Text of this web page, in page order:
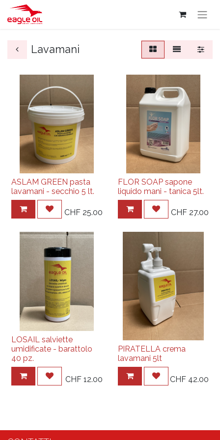
Lavamani
ASLAM GREEN pasta
lavamani - secchio 5 lt.
CHF 25.00
FLOR SOAP sapone
liquido mani - tanica 5lt.
CHF 27.00
LOSAIL salviette
umidificate - barattolo
40 pz.
CHF 12.00
PIRATELLA crema
lavamani 5lt
CHF 42.00